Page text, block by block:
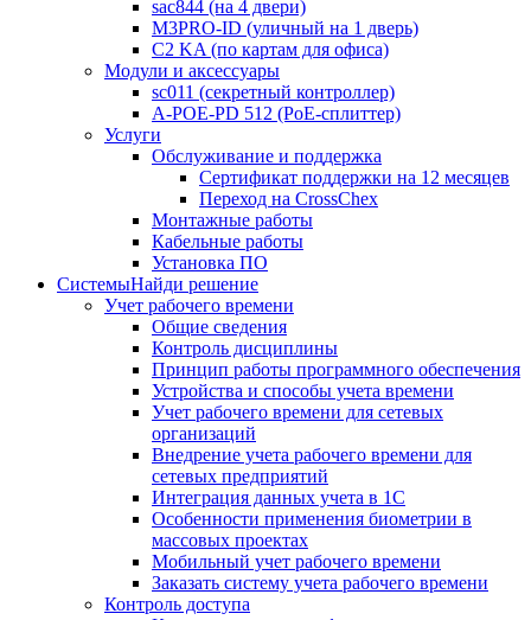
sac844 (на 4 двери)
M3PRO-ID (уличный на 1 дверь)
C2 KA (по картам для офиса)
Модули и аксессуары
sc011 (секретный контроллер)
A-POE-PD 512 (PoE-сплиттер)
Услуги
Обслуживание и поддержка
Сертификат поддержки на 12 месяцев
Переход на CrossChex
Монтажные работы
Кабельные работы
Установка ПО
СистемыНайди решение
Учет рабочего времени
Общие сведения
Контроль дисциплины
Принцип работы программного обеспечения
Устройства и способы учета времени
Учет рабочего времени для сетевых
организаций
Внедрение учета рабочего времени для
сетевых предприятий
Интеграция данных учета в 1С
Особенности применения биометрии в
массовых проектах
Мобильный учет рабочего времени
Заказать систему учета рабочего времени
Контроль доступа